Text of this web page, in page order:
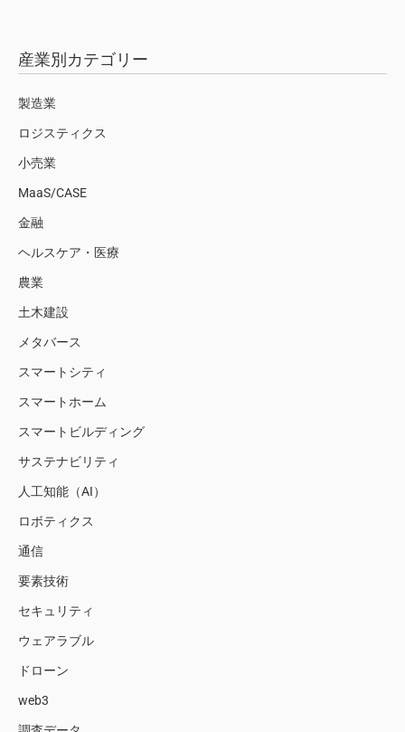
産業別カテゴリー
製造業
ロジスティクス
小売業
MaaS/CASE
金融
ヘルスケア・医療
農業
土木建設
メタバース
スマートシティ
スマートホーム
スマートビルディング
サステナビリティ
人工知能（AI）
ロボティクス
通信
要素技術
セキュリティ
ウェアラブル
ドローン
web3